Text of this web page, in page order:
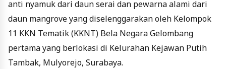
anti nyamuk dari daun serai dan pewarna alami dari
daun mangrove yang diselenggarakan oleh Kelompok
11 KKN Tematik (KKNT) Bela Negara Gelombang
pertama yang berlokasi di Kelurahan Kejawan Putih
Tambak, Mulyorejo, Surabaya.